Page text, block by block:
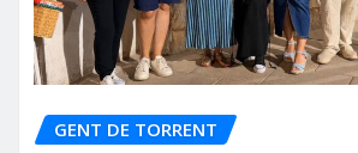
GENT DE TORRENT